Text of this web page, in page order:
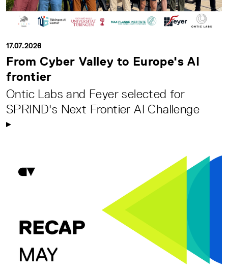
17.07.2026
From Cyber Valley to Europe's AI
frontier
Ontic Labs and Feyer selected for
SPRIND's Next Frontier AI Challenge